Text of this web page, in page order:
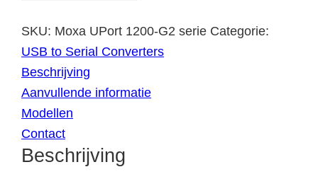
SKU: Moxa UPort 1200-G2 serie Categorie:
USB to Serial Converters
Beschrijving
Aanvullende informatie
Modellen
Contact
Beschrijving